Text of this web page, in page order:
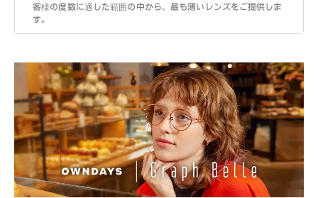
客様の度数に適した範囲の中から、最も薄いレンズをご提供しま
す。